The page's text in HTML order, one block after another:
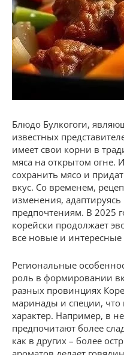
Блюдо Булкогоги,
известных
имеет свои корни в
мяса на открытом огне.
сохранить мясо и
вкус. Со временем,
изменения,
предпочтениям. В 2025
корейски продолжает
все новые и
Региональные
роль в формировании
разных провинциях
маринады и специи,
характер. Например, в
предпочитают более
как в других – более